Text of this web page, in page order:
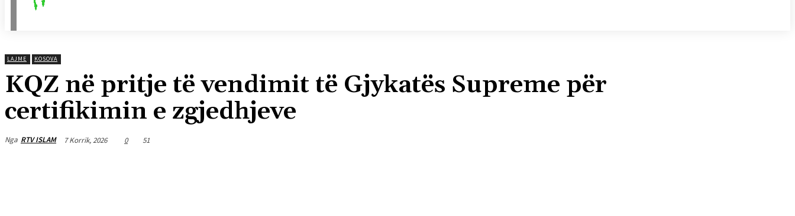
LAJME KOSOVA
KQZ në pritje të vendimit të Gjykatës Supreme për
certifikimin e zgjedhjeve
Nga RTV ISLAM 7 Korrik, 2026 0 51